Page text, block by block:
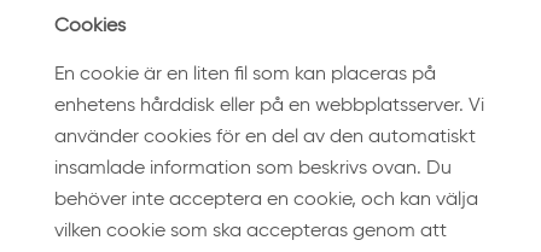
Cookies
En cookie är en liten fil som kan placeras på
enhetens hårddisk eller på en webbplatsserver. Vi
använder cookies för en del av den automatiskt
insamlade information som beskrivs ovan. Du
behöver inte acceptera en cookie, och kan välja
vilken cookie som ska accepteras genom att